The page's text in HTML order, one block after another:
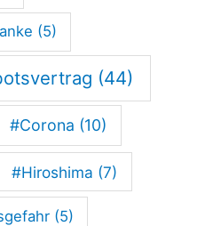
(5)
(44)
#Corona (10)
#Hiroshima (7)
(5)